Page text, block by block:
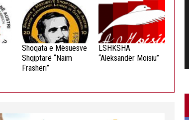
Shoqata e Mësuesve
Shqiptarë “Naim
Frashëri”
LSHKSHA
“Aleksandër Moisiu”